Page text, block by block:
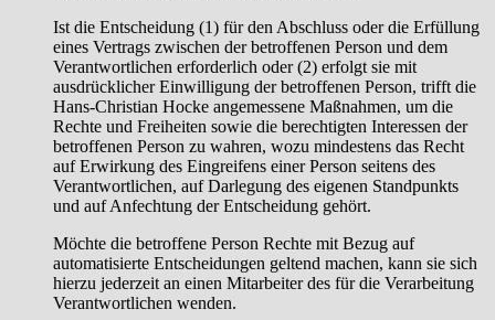
Ist die Entscheidung (1) für den Abschluss oder die Erfüllung
eines Vertrags zwischen der betroffenen Person und dem
Verantwortlichen erforderlich oder (2) erfolgt sie mit
ausdrücklicher Einwilligung der betroffenen Person, trifft die
Hans-Christian Hocke angemessene Maßnahmen, um die
Rechte und Freiheiten sowie die berechtigten Interessen der
betroffenen Person zu wahren, wozu mindestens das Recht
auf Erwirkung des Eingreifens einer Person seitens des
Verantwortlichen, auf Darlegung des eigenen Standpunkts
und auf Anfechtung der Entscheidung gehört.
Möchte die betroffene Person Rechte mit Bezug auf
automatisierte Entscheidungen geltend machen, kann sie sich
hierzu jederzeit an einen Mitarbeiter des für die Verarbeitung
Verantwortlichen wenden.